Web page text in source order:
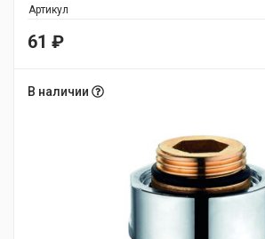
Артикул
61 ₽
В наличии